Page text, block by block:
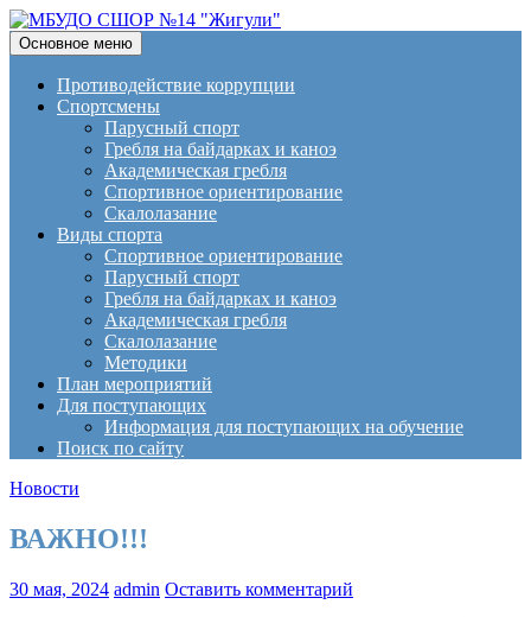
МБУДО СШОР №14
"Жигули"
Поиск
Основное меню Перейти
к
содержимому
Противодействие коррупции
Спортсмены
Парусный спорт
Гребля на байдарках и каноэ
Академическая гребля
Спортивное ориентирование
Скалолазание
Виды спорта
Спортивное ориентирование
Парусный спорт
Гребля на байдарках и каноэ
Академическая гребля
Скалолазание
Методики
План мероприятий
Для поступающих
Информация для поступающих на обучение
Поиск по сайту
Новости
ВАЖНО!!!
30 мая, 2024 admin Оставить комментарий